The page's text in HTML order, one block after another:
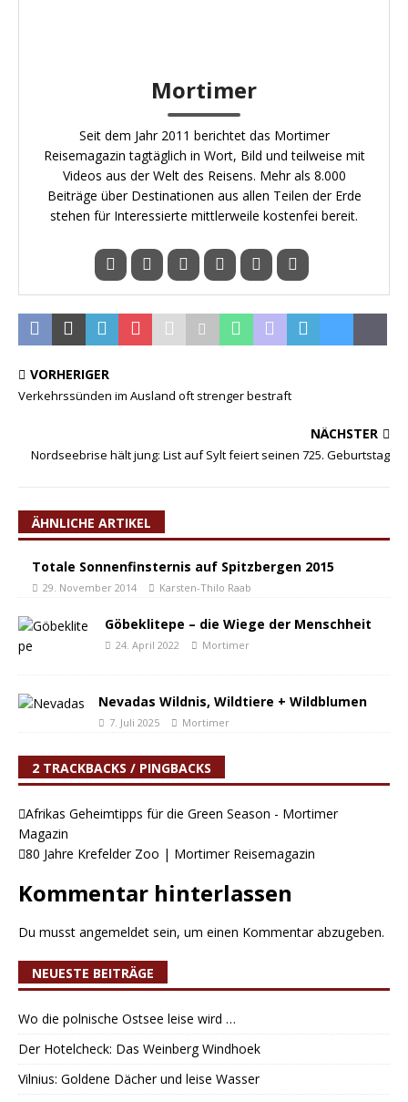
Mortimer
Seit dem Jahr 2011 berichtet das Mortimer
Reisemagazin tagtäglich in Wort, Bild und teilweise mit
Videos aus der Welt des Reisens. Mehr als 8.000
Beiträge über Destinationen aus allen Teilen der Erde
stehen für Interessierte mittlerweile kostenfei bereit.
VORHERIGER
Verkehrssünden im Ausland oft strenger bestraft
NÄCHSTER
Nordseebrise hält jung: List auf Sylt feiert seinen 725. Geburtstag
ÄHNLICHE ARTIKEL
Totale Sonnenfinsternis auf Spitzbergen 2015
29. November 2014 Karsten-Thilo Raab
Göbeklitepe – die Wiege der Menschheit
24. April 2022 Mortimer
Nevadas Wildnis, Wildtiere + Wildblumen
7. Juli 2025 Mortimer
2 TRACKBACKS / PINGBACKS
Afrikas Geheimtipps für die Green Season - Mortimer
Magazin
80 Jahre Krefelder Zoo | Mortimer Reisemagazin
Kommentar hinterlassen
Du musst angemeldet sein, um einen Kommentar abzugeben.
NEUESTE BEITRÄGE
Wo die polnische Ostsee leise wird …
Der Hotelcheck: Das Weinberg Windhoek
Vilnius: Goldene Dächer und leise Wasser